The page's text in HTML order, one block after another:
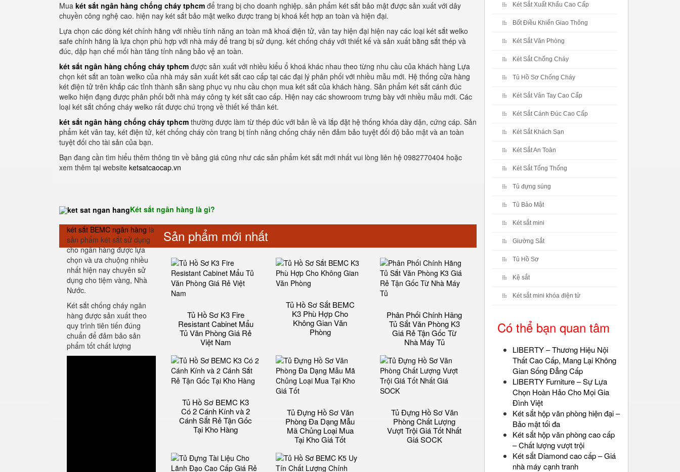
Mua két sắt ngân hàng chống cháy tphcm để trang bị cho doanh nghiệp. sản phẩm két sắt bảo mật được sản xuất với dây
chuyền công nghệ cao. hiện nay két sắt bảo mật welko được trang bị khoá kết hợp an toàn và hiện đại.
Lựa chọn các dòng két chính hãng với nhiều tính năng an toàn mã khoá điện tử, vân tay hiện đại hiện nay các loại két sắt welko
safe chính hãng là lựa chọn phù hợp với nhà máy để trang bị sử dụng. két chống cháy với thiết kế và sản xuất bằng sắt thép và
đúc, dập hạn chế mối hàn tăng tính năng bảo vệ an toàn.
két sắt ngân hàng chống cháy tphcm được sản xuất với nhiều kiểu ổ khoá khác nhau theo từng nhu cầu của khách hàng Lựa
chọn két sắt an toàn welko của nhà máy sản xuất két sắt cao cấp tại các đại lý phân phối với nhiều mẫu mới. Hệ thống cửa hàng
két điện tử trên khắp các tỉnh thành sẵn sàng phục vụ nhu cầu chọn mua két sắt của khách hàng. Sản phẩm két sắt cánh đúc
welko hiện đạng được phân phối bởi nhà máy công ty két sắt cao cấp. Hiện nay các showroom trưng bày với nhiều mẫu mới. Các
loại két sắt chống cháy welko rất được chú trọng về thiết kế thân két.
két sắt ngân hàng chống cháy tphcm thường được làm từ thép đúc với bản lề và lắp đặt hệ thống khóa dày dặn, cứng cáp. Sản
phẩm két vân tay, két điện tử, két chống cháy còn trang bị tính năng chống cháy nên đảm bảo tuyệt đối độ bảo mật và an toàn
tuyệt đối cho tài sản của bạn.
Bạn đang cần tìm hiểu thêm thông tin về bảng giá cũng như các sản phẩm két sắt mới nhất vui lòng liên hệ 0982770404 hoặc
xem thêm tại website ketsatcaocap.vn
Két sắt ngân hàng là gì?
két sắt BEMC ngân hàng là
sản phẩm két sắt sử dụng
cho ngân hàng được lựa
chọn và ưa chuộng nhiều
nhất hiện nay chuyên sử
dụng cho tiệm vàng, Nhà
Nước.
Két sắt chống cháy ngân
hàng được sản xuất theo
quy trình tiên tiến đúng
chuẩn để đảm bảo sản
phẩm tốt chất lượng
Sản phẩm mới nhất
Tủ Hồ Sơ K3 Fire
Resistant Cabinet Mẩu
Tủ Văn Phòng Giá Rẻ
Việt Nam
Tủ Hồ Sơ Sắt BEMC
K3 Phù Hợp Cho
Không Gian Văn
Phòng
Phân Phối Chính Hãng
Tủ Sắt Văn Phòng K3
Giá Rẻ Tận Gốc Từ
Nhà Máy Tủ
Tủ Hồ Sơ BEMC K3
Có 2 Cánh Kính và 2
Cánh Sắt Rẻ Tận Gốc
Tại Kho Hàng
Tủ Đựng Hồ Sơ Văn
Phòng Đa Dạng Mẫu
Mã Chủng Loại Mua
Tại Kho Giá Tốt
Tủ Đựng Hồ Sơ Văn
Phòng Chất Lượng
Vượt Trội Giá Tốt Nhất
Giá SOCK
Két Sắt Xuất Khẩu Cao Cấp
Bốt Điều Khiển Giao Thông
Két Sắt Văn Phòng
Két Sắt Chống Cháy
Tủ Hồ Sơ Chống Cháy
Két Sắt Vân Tay Cao Cấp
Két Sắt Cánh Đúc Cao Cấp
Két Sắt Khách Sạn
Két Sắt An Toàn
Két Sắt Tổng Thống
Tủ đựng súng
Tủ Bảo Mật
Két sắt mini
Giường Sắt
Tủ Hồ Sơ
Kệ sắt
Két sắt mini khóa điện tử
Có thể bạn quan tâm
LIBERTY – Thương Hiệu Nội
Thất Cao Cấp, Mang Lại Không
Gian Sống Đẳng Cấp
LIBERTY Furniture – Sự Lựa
Chọn Hoàn Hảo Cho Mọi Gia
Đình Việt
Két sắt hộp văn phòng hiện đại –
Bảo mật tối đa
Két sắt hộp văn phòng cao cấp
– Chất lượng vượt trội
Két sắt Diamond cao cấp – Giá
nhà máy cạnh tranh